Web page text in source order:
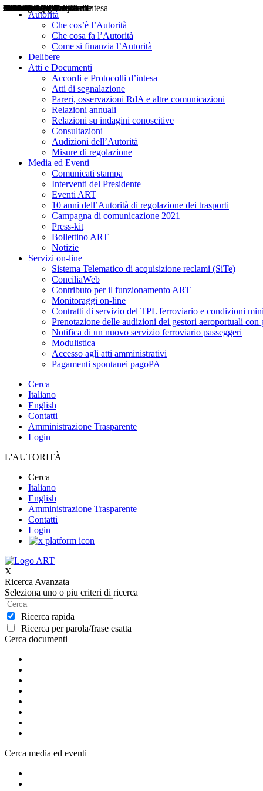
Autorità
Che cos’è l’Autorità
Che cosa fa l’Autorità
Come si finanzia l’Autorità
Delibere
Atti e Documenti
Accordi e Protocolli d’intesa
Atti di segnalazione
Pareri, osservazioni RdA e altre comunicazioni
Relazioni annuali
Relazioni su indagini conoscitive
Consultazioni
Audizioni dell’Autorità
Misure di regolazione
Media ed Eventi
Comunicati stampa
Interventi del Presidente
Eventi ART
10 anni dell’Autorità di regolazione dei trasporti
Campagna di comunicazione 2021
Press-kit
Bollettino ART
Notizie
Servizi on-line
Sistema Telematico di acquisizione reclami (SiTe)
ConciliaWeb
Contributo per il funzionamento ART
Monitoraggi on-line
Contratti di servizio del TPL ferroviario e condizioni
Prenotazione delle audizioni dei gestori aeroportuali con
Notifica di un nuovo servizio ferroviario passeggeri
Modulistica
Accesso agli atti amministrativi
Pagamenti spontanei pagoPA
Cerca
Italiano
English
Contatti
Amministrazione Trasparente
Login
L'AUTORITÀ
Cerca
Italiano
English
Amministrazione Trasparente
Contatti
Login
X
Ricerca Avanzata
Seleziona uno o piu criteri di ricerca
Ricerca rapida
Ricerca per parola/frase esatta
Cerca documenti
Delibere
Pareri
Consultazioni
Audizioni
Atti di Segnalazione
Accordi e Protocolli d'Intesa
Relazioni annuali
Misure di regolazione
Cerca media ed eventi
Notizie
Comunicati Stampa
Bollettini ART
Convegni ART
Interviste del Presidente
Articoli in primo piano
Interventi del Presidente
2004
2005
2010
2013
2014
2015
2016
2017
2018
2019
202
2020
2021
2022
2023
2024
2025
2026
Aereo
Marittimo
Terrestre